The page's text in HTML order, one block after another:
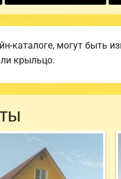
каталоге, могут быть
крыльцо.